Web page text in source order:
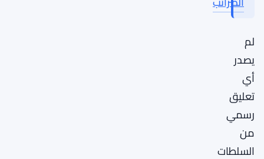
لم
يصدر
أي
تعليق
رسمي
من
السلطات